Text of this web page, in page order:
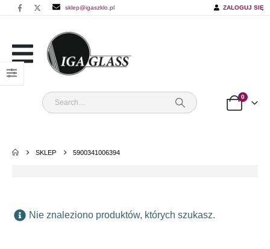
sklep@igaszklo.pl ZALOGUJ SIĘ
0
SKLEP 5900341006394
Nie znaleziono produktów, których szukasz.